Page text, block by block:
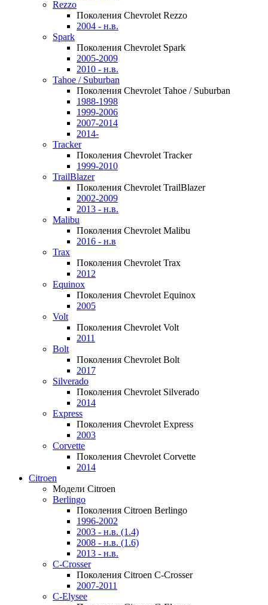
Rezzo
Поколения Chevrolet Rezzo
2004 - н.в.
Spark
Поколения Chevrolet Spark
2005-2009
2010 - н.в.
Tahoe / Suburban
Поколения Chevrolet Tahoe / Suburban
1988-1998
1999-2006
2007-2014
2014-
Tracker
Поколения Chevrolet Tracker
1999-2010
TrailBlazer
Поколения Chevrolet TrailBlazer
2002-2009
2013 - н.в.
Malibu
Поколения Chevrolet Malibu
2016 - н.в
Trax
Поколения Chevrolet Trax
2012
Equinox
Поколения Chevrolet Equinox
2005
Volt
Поколения Chevrolet Volt
2011
Bolt
Поколения Chevrolet Bolt
2017
Silverado
Поколения Chevrolet Silverado
2014
Express
Поколения Chevrolet Express
2003
Corvette
Поколения Chevrolet Corvette
2014
Citroen
Модели Citroen
Berlingo
Поколения Citroen Berlingo
1996-2002
2003 - н.в. (1.4)
2008 - н.в. (1.6)
2013 - н.в.
C-Crosser
Поколения Citroen C-Crosser
2007-2011
C-Elysee